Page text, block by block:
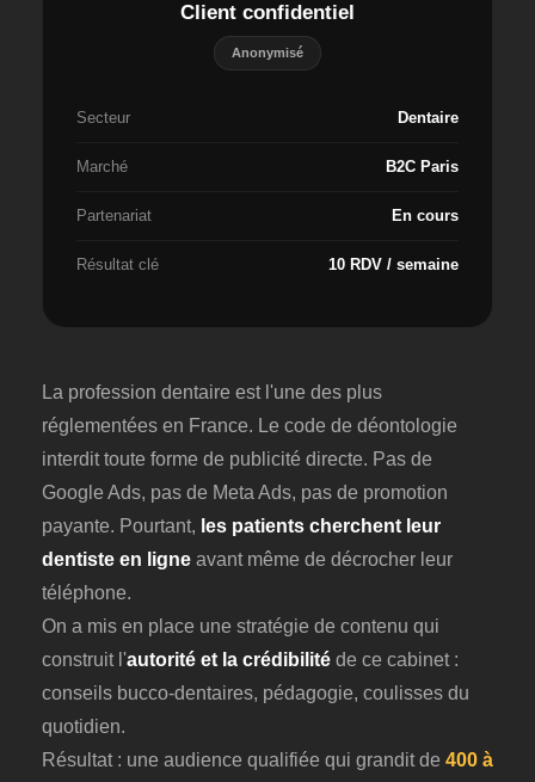
Client confidentiel
Anonymisé
Secteur Dentaire
Marché B2C Paris
Partenariat En cours
Résultat clé 10 RDV / semaine
La profession dentaire est l'une des plus
réglementées en France. Le code de déontologie
interdit toute forme de publicité directe. Pas de
Google Ads, pas de Meta Ads, pas de promotion
payante. Pourtant, les patients cherchent leur
dentiste en ligne avant même de décrocher leur
téléphone.
On a mis en place une stratégie de contenu qui
construit l'autorité et la crédibilité de ce cabinet :
conseils bucco-dentaires, pédagogie, coulisses du
quotidien.
Résultat : une audience qualifiée qui grandit de 400 à